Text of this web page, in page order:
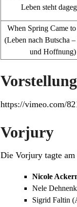
Leben steht
When Spring Came
(Leben nach Butscha –
und Hoffnung)
https://vimeo.com/
Vorjury
Die Vorjury tagte
Nicole
Nele
Sigrid Faltin